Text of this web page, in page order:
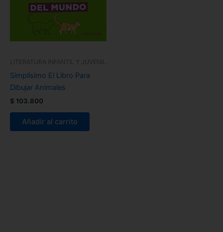
LITERATURA INFANTIL Y JUVENIL
Simplísimo El Libro Para
Dibujar Animales
$ 103.800
Añadir al carrito